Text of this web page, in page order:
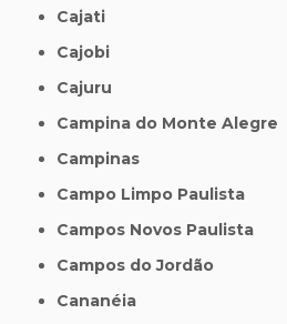
Cajati
Cajobi
Cajuru
Campina do Monte Alegre
Campinas
Campo Limpo Paulista
Campos Novos Paulista
Campos do Jordão
Cananéia